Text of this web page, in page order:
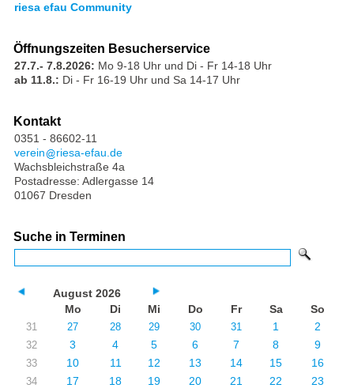
riesa efau Community
Öffnungszeiten Besucherservice
27.7.- 7.8.2026: Mo 9-18 Uhr und Di - Fr 14-18 Uhr
ab 11.8.: Di - Fr 16-19 Uhr und Sa 14-17 Uhr
Kontakt
0351 - 86602-11
verein
riesa-efau.de
Wachsbleichstraße 4a
Postadresse: Adlergasse 14
01067 Dresden
Suche in Terminen
August 2026
Mo
Di Mi Do Fr Sa So
31 27 28 29 30 31 1 2
32 3 4 5 6 7 8 9
33 10 11 12 13 14 15 16
34 17 18 19 20 21 22 23